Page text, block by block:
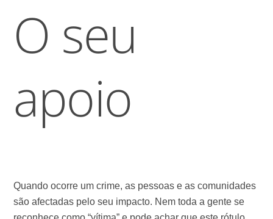
O seu
apoio
Quando ocorre um crime, as pessoas e as comunidades
são afectadas pelo seu impacto. Nem toda a gente se